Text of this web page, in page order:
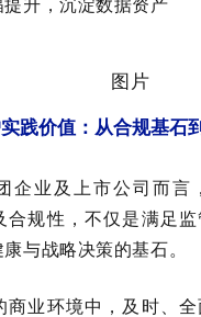
升，沉淀数据资产
践价值：从合规基石
企业及上市公司而言
合规性，不仅是满足
与战略决策的基石。
商业环境中，及时、全